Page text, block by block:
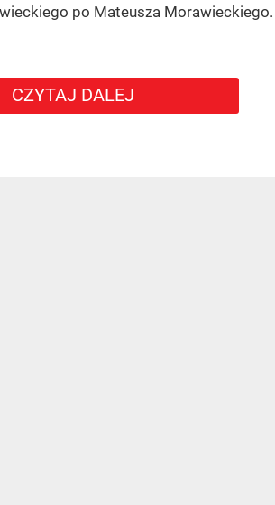
po Mateusza Morawieckiego.
CZYTAJ DALEJ